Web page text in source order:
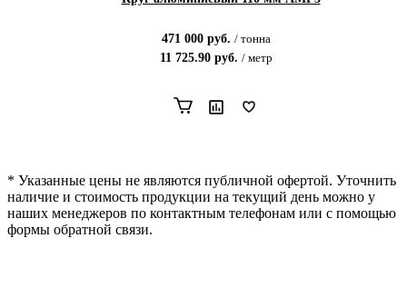
471 000 руб. / тонна
11 725.90 руб. / метр
* Указанные цены не являются публичной офертой. Уточнить
наличие и стоимость продукции на текущий день можно у
наших менеджеров по контактным телефонам или с помощью
формы обратной связи.